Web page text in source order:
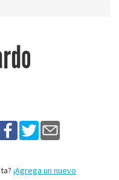
¡Agrega un nuevo